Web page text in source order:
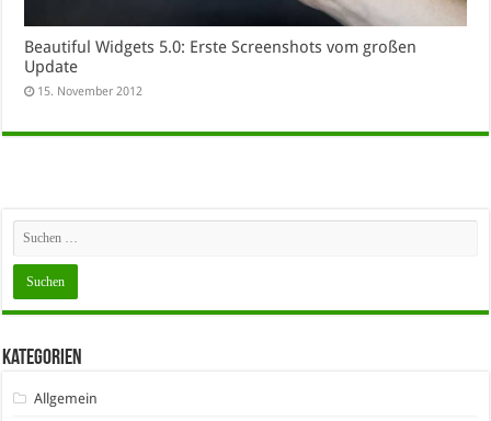
Beautiful Widgets 5.0: Erste Screenshots vom großen
Update
15. November 2012
Kategorien
Allgemein